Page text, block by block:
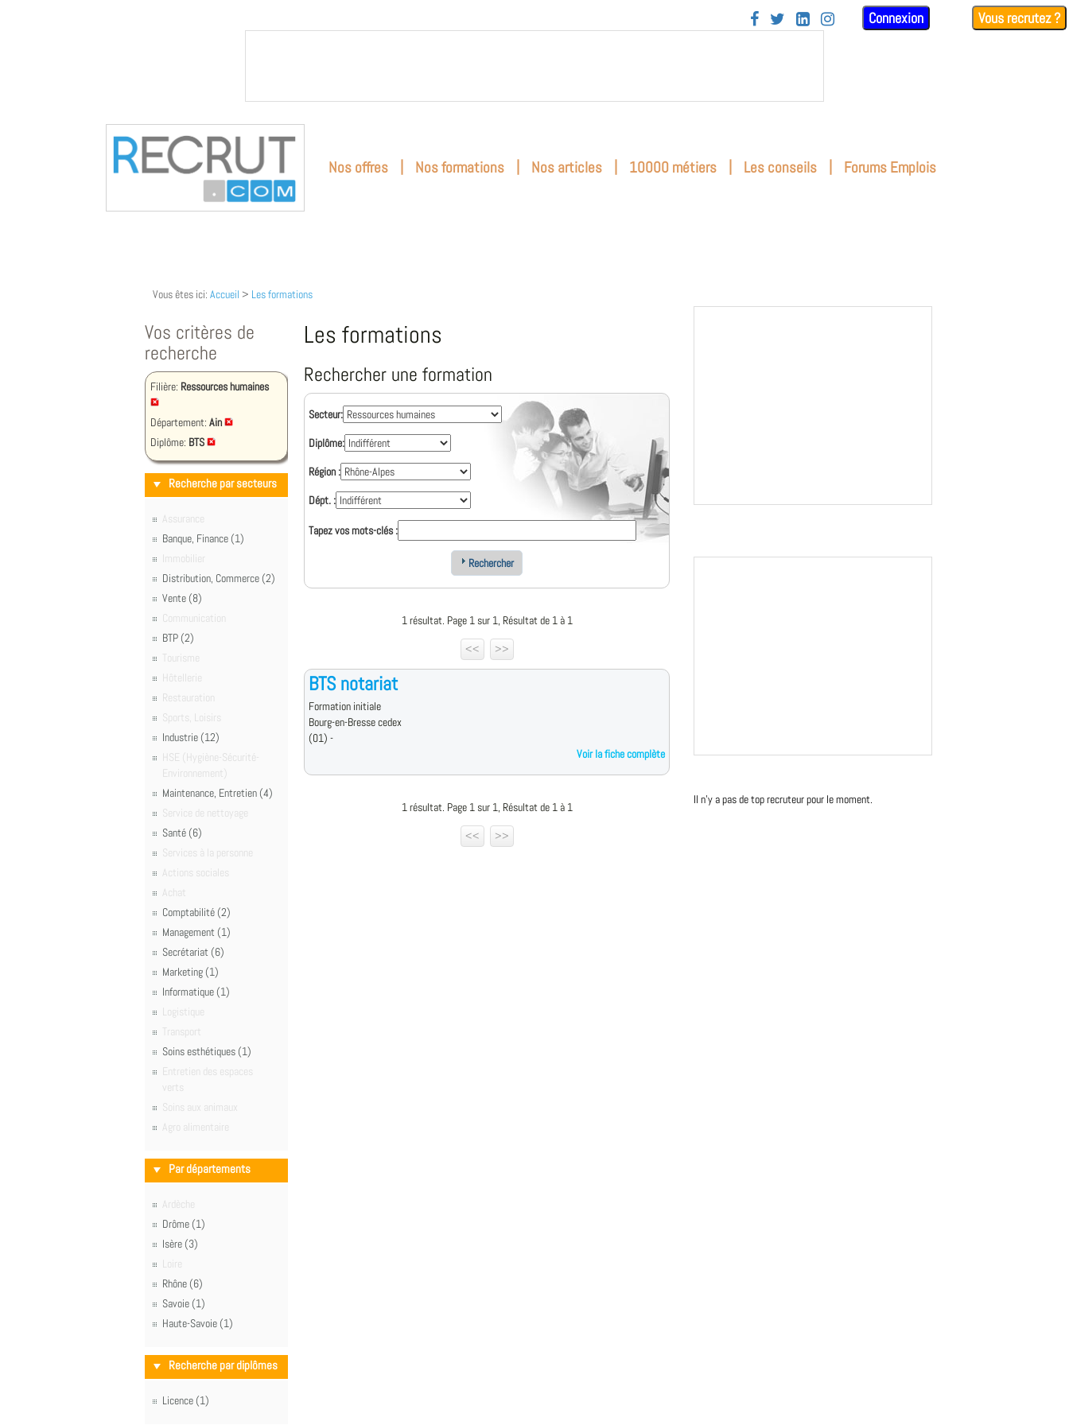
    Connexion Vous recrutez ?
Nos offres | Nos formations | Nos articles | 10000 métiers | Les conseils | Forums Emplois
Vous êtes ici: Accueil > Les formations
Vos critères de
recherche
Filière: Ressources humaines
Département: Ain
Diplôme: BTS
Recherche par secteurs
Assurance
Banque, Finance (1)
Immobilier
Distribution, Commerce (2)
Vente (8)
Communication
BTP (2)
Tourisme
Hôtellerie
Restauration
Sports, Loisirs
Industrie (12)
HSE (Hygiène-Sécurité-
Environnement)
Maintenance, Entretien (4)
Service de nettoyage
Santé (6)
Services à la personne
Actions sociales
Achat
Comptabilité (2)
Management (1)
Secrétariat (6)
Marketing (1)
Informatique (1)
Logistique
Transport
Soins esthétiques (1)
Entretien des espaces
verts
Soins aux animaux
Agro alimentaire
Par départements
Ardèche
Drôme (1)
Isère (3)
Loire
Rhône (6)
Savoie (1)
Haute-Savoie (1)
Recherche par diplômes
Licence (1)
Les formations
Rechercher une formation
Secteur:
Diplôme:
Région :
Dépt. :
Tapez vos mots-clés :
Rechercher
1 résultat. Page 1 sur 1, Résultat de 1 à 1
<<
>>
BTS notariat
Formation initiale
Bourg-en-Bresse cedex
(01) -
Voir la fiche complète
1 résultat. Page 1 sur 1, Résultat de 1 à 1
<<
>>
Il n'y a pas de top recruteur pour le moment.